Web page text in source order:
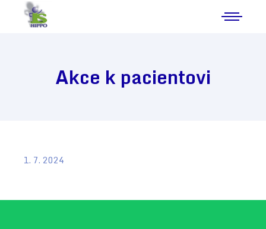
Akce k pacientovi
1. 7. 2024